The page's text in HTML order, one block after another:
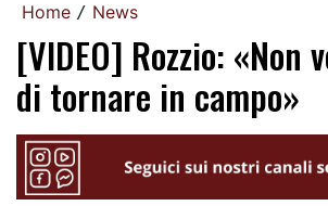
Home / News
[VIDEO] Rozzio: «Non
di tornare in campo»